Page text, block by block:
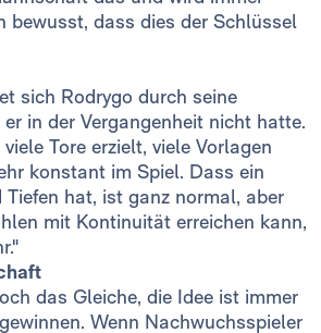
bewusst, dass dies der Schlüssel
sich Rodrygo durch seine
in der Vergangenheit nicht hatte.
Tore erzielt, viele Vorlagen
konstant im Spiel. Dass ein
hat, ist ganz normal, aber
mit Kontinuität erreichen kann,
das Gleiche, die Idee ist immer
Wenn Nachwuchsspieler